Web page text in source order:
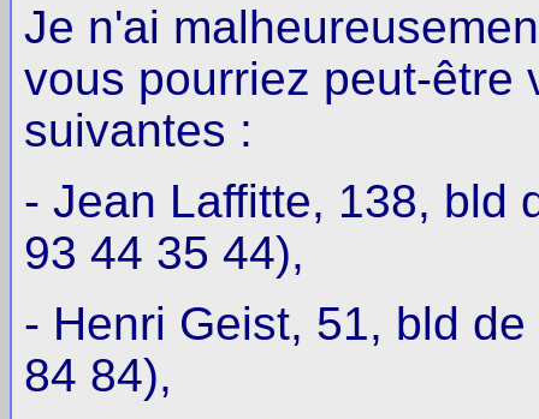
Je n'ai
vous pourriez peut-être
suivantes :
- Jean Laffitte, 138, bld
93 44 35 44),
- Henri Geist, 51, bld
84 84),